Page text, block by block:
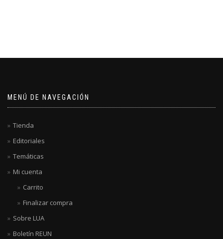
MENÚ DE NAVEGACIÓN
Tienda
Editoriales
Temáticas
Mi cuenta
Carrito
Finalizar compra
Sobre LUA
Boletín REUN